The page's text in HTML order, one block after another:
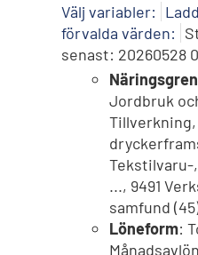
Välj variabler:
förvalda värden:
senast: 20260528
Jordbruk
Tillverkning,
Tekstilvaru-
..., 9491
samfund
Löneform: